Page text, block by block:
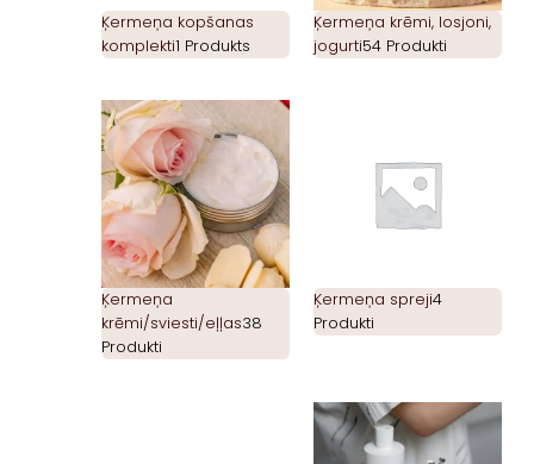
Ķermeņa kopšanas
komplekti1 Produkts
Ķermeņa krēmi, losjoni,
jogurti54 Produkti
Ķermeņa
krēmi/sviesti/eļļas38
Produkti
Ķermeņa spreji4
Produkti